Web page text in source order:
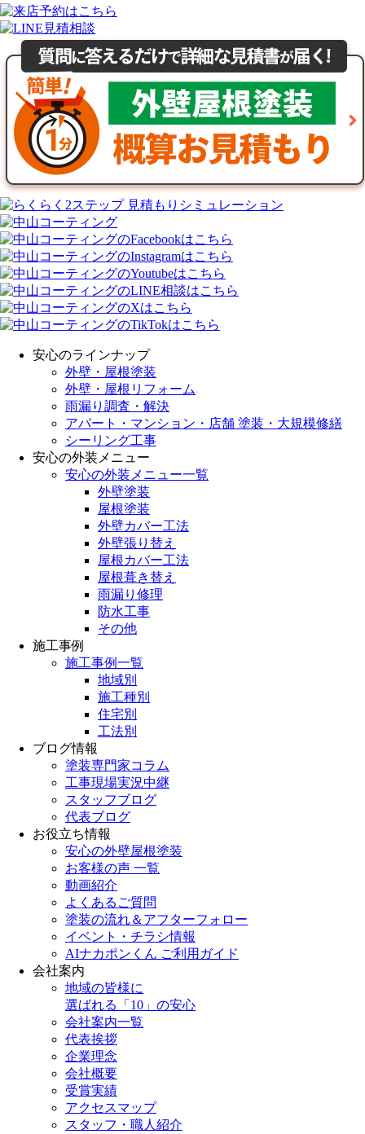
安心のラインナップ
外壁・屋根塗装
外壁・屋根リフォーム
雨漏り調査・解決
アパート・マンション・店舗 塗装・大規模修繕
シーリング工事
安心の外装メニュー
安心の外装メニュー一覧
外壁塗装
屋根塗装
外壁カバー工法
外壁張り替え
屋根カバー工法
屋根葺き替え
雨漏り修理
防水工事
その他
施工事例
施工事例一覧
地域別
施工種別
住宅別
工法別
ブログ情報
塗装専門家コラム
工事現場実況中継
スタッフブログ
代表ブログ
お役立ち情報
安心の外壁屋根塗装
お客様の声 一覧
動画紹介
よくあるご質問
塗装の流れ＆アフターフォロー
イベント・チラシ情報
AIナカポンくん ご利用ガイド
会社案内
地域の皆様に
選ばれる「10」の安心
会社案内一覧
代表挨拶
企業理念
会社概要
受賞実績
アクセスマップ
スタッフ・職人紹介